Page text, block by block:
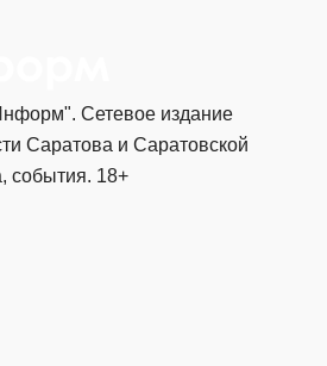
Сетевое издание
Саратова и Саратовской
события. 18+